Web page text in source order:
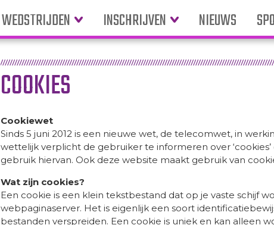
WEDSTRIJDEN INSCHRIJVEN NIEUWS
COOKIES
Cookiewet
Sinds 5 juni 2012 is een nieuwe wet, de telecomwet, in
wettelijk verplicht de gebruiker te informeren over
gebruik hiervan. Ook deze website maakt gebruik van
Wat zijn cookies?
Een cookie is een klein tekstbestand dat op je vaste schijf
webpaginaserver. Het is eigenlijk een soort
bestanden verspreiden. Een cookie is uniek en kan alleen